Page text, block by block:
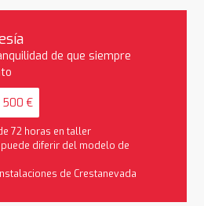
de que siempre
500 €
72 horas en taller
diferir del modelo de
de Crestanevada